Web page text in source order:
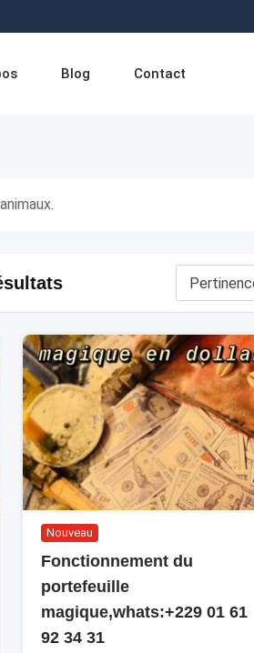
Blog Contact
Nouveau
Fonctionnement du
portefeuille
magique,whats:+229 01 61
92 34 31